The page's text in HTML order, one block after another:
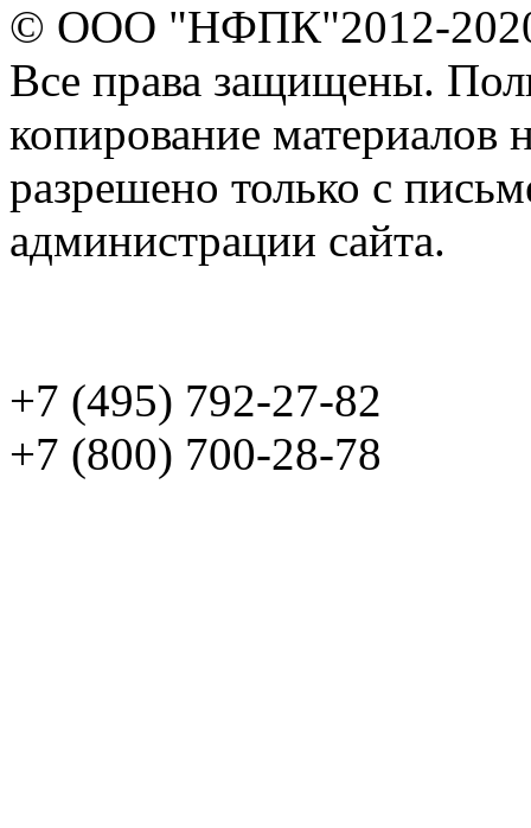
© ООО "НФПК"2012-
Все права защищены.
копирование материалов
разрешено только с
администрации сайта.
+7 (495) 792-27-82
+7 (800) 700-28-78